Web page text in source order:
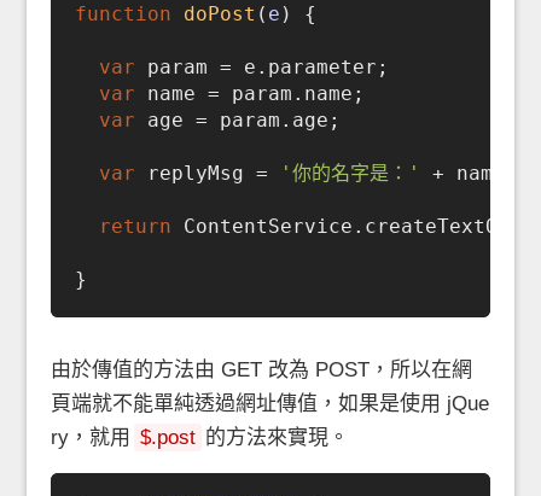
function doPost ( e ) {
var param = e.parameter;
var name = param.name;
var age = param.age;
var replyMsg = '你的名字是：' + name +
return
由於傳值的方法由 GET 改為 POST，所以在網
頁端就不能單純透過網址傳值，如果是使用 jQue
ry，就用
$.post 的方法來實現。